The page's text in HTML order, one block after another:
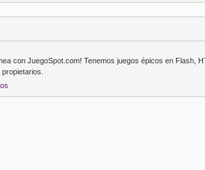
con JuegoSpot.com! Tenemos juegos épicos en Flash,